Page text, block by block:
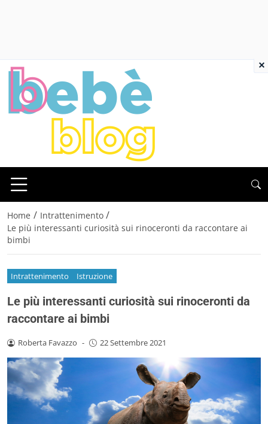
Home / Intrattenimento /
Le più interessanti curiosità sui rinoceronti da raccontare ai
bimbi
Intrattenimento Istruzione
Le più interessanti curiosità sui rinoceronti da
raccontare ai bimbi
Roberta Favazzo - 22 Settembre 2021
×